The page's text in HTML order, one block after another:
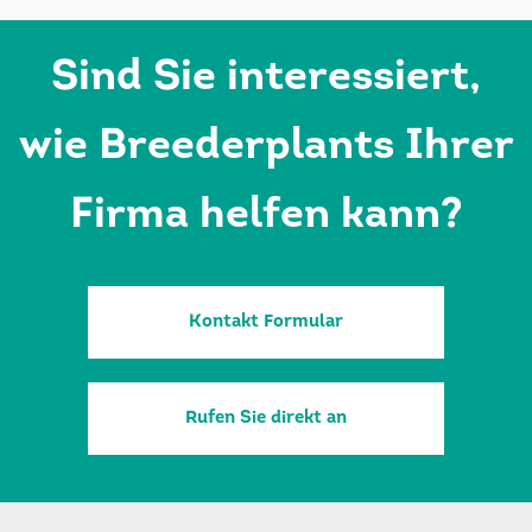
Sind Sie interessiert,
wie Breederplants Ihrer
Firma helfen kann?
Kontakt Formular
Rufen Sie direkt an